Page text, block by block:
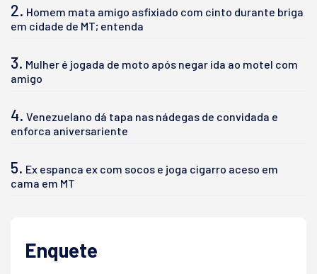
2. Homem mata amigo asfixiado com cinto durante briga
em cidade de MT; entenda
3. Mulher é jogada de moto após negar ida ao motel com
amigo
4. Venezuelano dá tapa nas nádegas de convidada e
enforca aniversariente
5. Ex espanca ex com socos e joga cigarro aceso em
cama em MT
Enquete